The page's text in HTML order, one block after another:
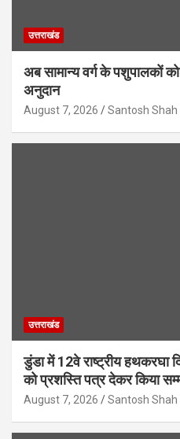
उत्तराखंड
अब सामान्य वर्ग के पशुपालकों
अनुदान
August 7, 2026 Santosh Shah
उत्तराखंड
डुंडा में 12वे राष्ट्रीय
को प्रशस्ति पत्र देकर किया
August 7, 2026 Santosh Shah